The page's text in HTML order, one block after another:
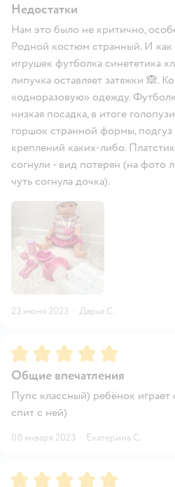
Недостатки
Нам это было не критично,
Родной костюм странный. И
игрушек футболка синететика
липучка оставляет затяжки 🙈.
«одноразовую» одежду.
низкая посадка, в итоге
горшок странной формы,
креплений каких-либо.
согнули - вид потерян (на фото
чуть согнула дочка).
23 июня 2023 · Дарья С.
Рейтинг:5
Общие впечатления
Пупс классный) ребёнок играет
спит с ней)
08 января 2023 · Екатерина С.
Рейтинг:5